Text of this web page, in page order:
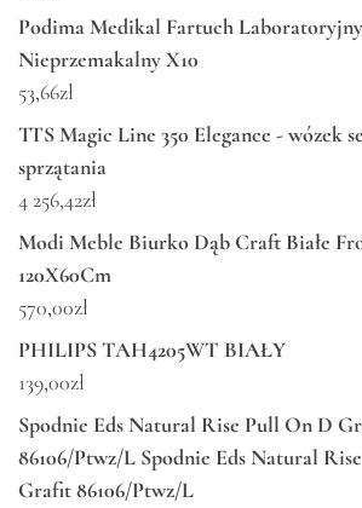
Podima Medikal Fartuch Laboratoryjny
Nieprzemakalny X10
53,66zł
TTS Magic Line 350 Elegance - wózek
sprzątania
4 256,42zł
Modi Meble Biurko Dąb Craft Białe
120X60Cm
570,00zł
PHILIPS TAH4205WT BIAŁY
139,00zł
Spodnie Eds Natural Rise Pull On D
86106/Ptwz/L Spodnie Eds Natural
Grafit 86106/Ptwz/L